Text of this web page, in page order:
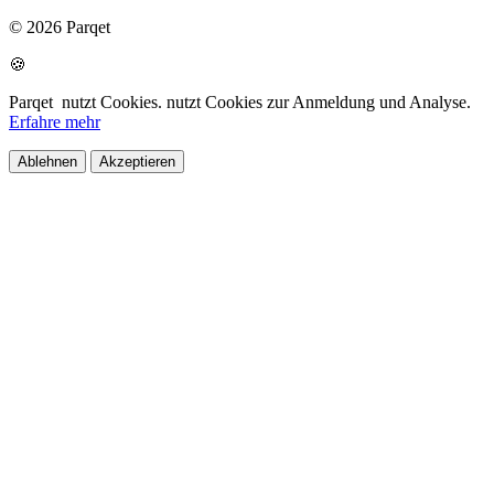
© 2026 Parqet
🍪
Parqet nutzt Cookies. nutzt Cookies zur Anmeldung und Analyse.
Erfahre mehr
Ablehnen Akzeptieren